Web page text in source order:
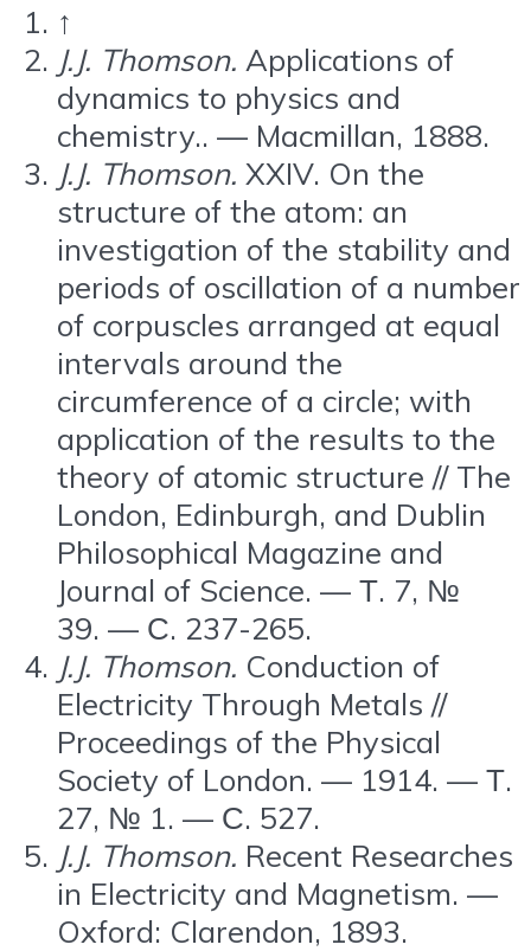
↑
J.J. Thomson. Applications of
dynamics to physics and
chemistry.. — Macmillan, 1888.
J.J. Thomson. XXIV. On the
structure of the atom: an
investigation of the stability and
periods of oscillation of a number
of corpuscles arranged at equal
intervals around the
circumference of a circle; with
application of the results to the
theory of atomic structure // The
London, Edinburgh, and Dublin
Philosophical Magazine and
Journal of Science. — Т. 7, №
39. — С. 237-265.
J.J. Thomson. Conduction of
Electricity Through Metals //
Proceedings of the Physical
Society of London. — 1914. — Т.
27, № 1. — С. 527.
J.J. Thomson. Recent Researches
in Electricity and Magnetism. —
Oxford: Clarendon, 1893.